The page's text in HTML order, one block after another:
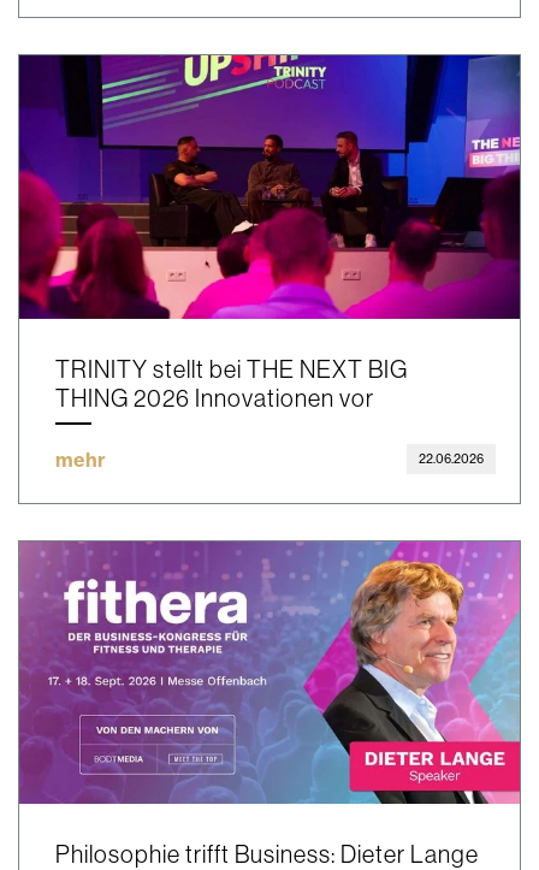
TRINITY stellt bei THE NEXT BIG
THING 2026 Innovationen vor
mehr 22.06.2026
Philosophie trifft Business: Dieter Lange